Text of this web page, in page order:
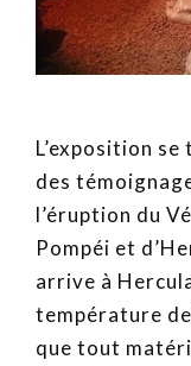
L’exposition
des
l’éruption du
Pompéi et
arrive à
température
que tout